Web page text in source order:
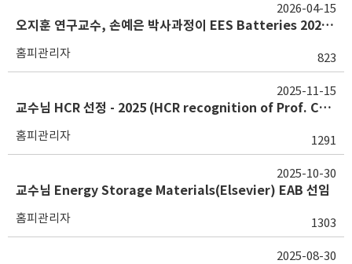
오지훈 연구교수, 손예은 박사과정이 EES Batteries 2025 최고논문상을 수상하였습니다. 축하합니다!
홈피관리자 823
2026-04-15
교수님 HCR 선정 - 2025 (HCR recognition of Prof. Choi -2025)
홈피관리자 1291
2025-11-15
교수님 Energy Storage Materials(Elsevier) EAB 선임
홈피관리자 1303
2025-10-30
2025-08-30